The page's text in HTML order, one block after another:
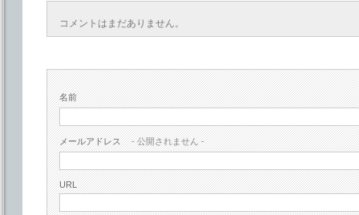
コメントはまだありません。
名前
メールアドレス - 公開されません -
URL